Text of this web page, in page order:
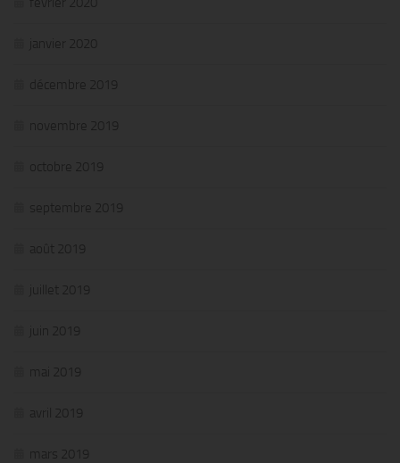
janvier 2020
décembre 2019
novembre 2019
octobre 2019
septembre 2019
août 2019
juillet 2019
juin 2019
mai 2019
avril 2019
mars 2019